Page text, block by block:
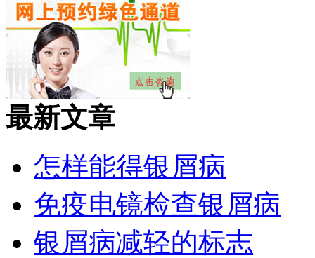
最新文章
怎样能得银屑病
免疫电镜检查银屑病
银屑病减轻的标志